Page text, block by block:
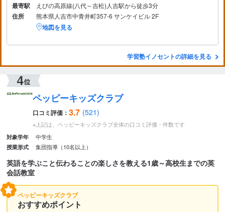
最寄駅 えびの高原線(八代～吉松)人吉駅から徒歩3分
住所 熊本県人吉市中青井町357-6 サンケイビル 2F
地図を見る
学習塾イノセントの詳細を見る
ペッピーキッズクラブ
口コミ評価： 3.7 (521)
※上記は、ペッピーキッズクラブ全体の口コミ評価・件数です
対象学年 中学生
授業形式 集団指導（10名以上）
英語を学ぶこと伝わることの楽しさを教える1歳～高校生までの英
会話教室
ペッピーキッズクラブ
おすすめポイント